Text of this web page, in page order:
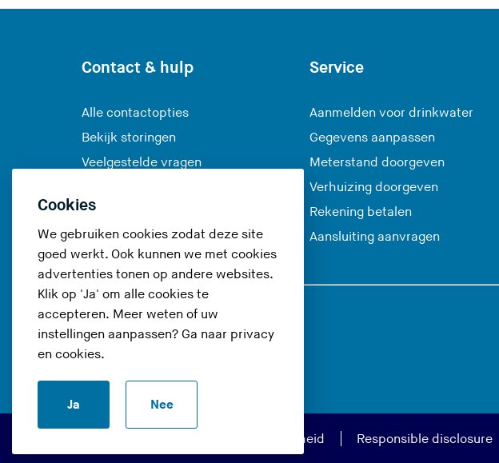
Cookies
We gebruiken cookies zodat deze site
goed werkt. Ook kunnen we met cookies
advertenties tonen op andere websites.
Klik op 'Ja' om alle cookies te
accepteren. Meer weten of uw
instellingen aanpassen? Ga naar privacy
en cookies.
Ja Nee
Contact & hulp
Alle contactopties
Bekijk storingen
Veelgestelde vragen
Service
Aanmelden voor drinkwater
Gegevens aanpassen
Meterstand doorgeven
Verhuizing doorgeven
Rekening betalen
Aansluiting aanvragen
Volg ons op
e
r
e
r
v
e
r
v
e
r
Toegankelijkheid Responsible disclosure